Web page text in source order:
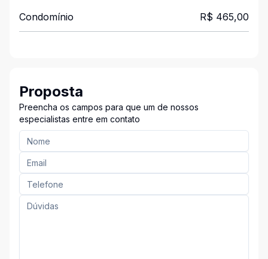
Condomínio R$ 465,00
Proposta
Preencha os campos para que um de nossos
especialistas entre em contato